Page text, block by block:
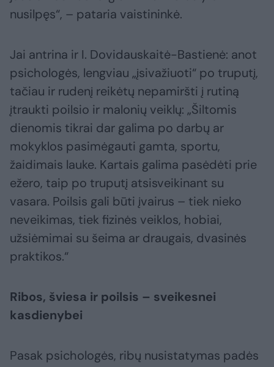
nusilpęs“, – pataria vaistininkė.
Jai antrina ir I. Dovidauskaitė-Bastienė: anot
psichologės, lengviau „įsivažiuoti“ po truputį,
tačiau ir rudenį reikėtų nepamiršti į rutiną
įtraukti poilsio ir malonių veiklų: „Šiltomis
dienomis tikrai dar galima po darbų ar
mokyklos pasimėgauti gamta, sportu,
žaidimais lauke. Kartais galima pasėdėti prie
ežero, taip po truputį atsisveikinant su
vasara. Poilsis gali būti įvairus – tiek nieko
neveikimas, tiek fizinės veiklos, hobiai,
užsiėmimai su šeima ar draugais, dvasinės
praktikos.“
Ribos, šviesa ir poilsis – sveikesnei
kasdienybei
Pasak psichologės, ribų nusistatymas padės